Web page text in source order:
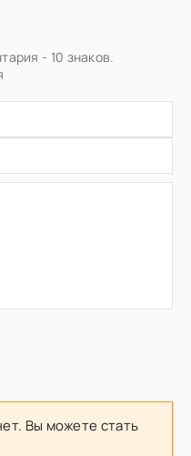
- 10 знаков.
Вы можете стать